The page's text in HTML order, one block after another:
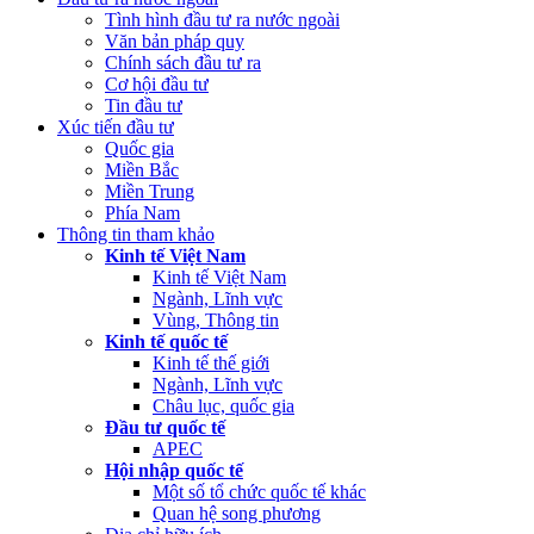
Tình hình đầu tư ra nước ngoài
Văn bản pháp quy
Chính sách đầu tư ra
Cơ hội đầu tư
Tin đầu tư
Xúc tiến đầu tư
Quốc gia
Miền Bắc
Miền Trung
Phía Nam
Thông tin tham khảo
Kinh tế Việt Nam
Kinh tế Việt Nam
Ngành, Lĩnh vực
Vùng, Thông tin
Kinh tế quốc tế
Kinh tế thế giới
Ngành, Lĩnh vực
Châu lục, quốc gia
Đầu tư quốc tế
APEC
Hội nhập quốc tế
Một số tổ chức quốc tế khác
Quan hệ song phương